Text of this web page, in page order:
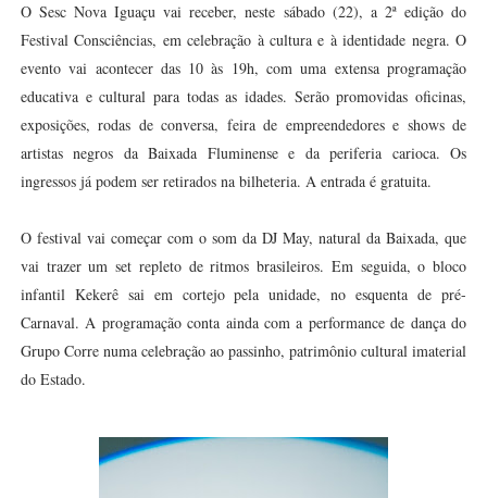
O Sesc Nova Iguaçu vai receber, neste sábado (22), a 2ª edição do
Festival Consciências, em celebração à cultura e à identidade negra. O
evento vai acontecer das 10 às 19h, com uma extensa programação
educativa e cultural para todas as idades. Serão promovidas oficinas,
exposições, rodas de conversa, feira de empreendedores e shows de
artistas negros da Baixada Fluminense e da periferia carioca. Os
ingressos já podem ser retirados na bilheteria. A entrada é gratuita.
O festival vai começar com o som da DJ May, natural da Baixada, que
vai trazer um set repleto de ritmos brasileiros. Em seguida, o bloco
infantil Kekerê sai em cortejo pela unidade, no esquenta de pré-
Carnaval. A programação conta ainda com a performance de dança do
Grupo Corre numa celebração ao passinho, patrimônio cultural imaterial
do Estado.